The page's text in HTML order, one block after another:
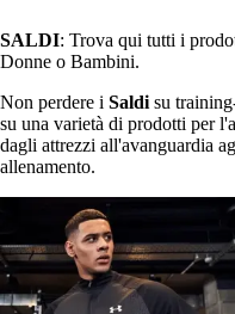
SALDI: Trova qui tutti i
Donne o Bambini.
Non perdere i Saldi su
su una varietà di prodotti per
dagli attrezzi all'avanguardia
allenamento.